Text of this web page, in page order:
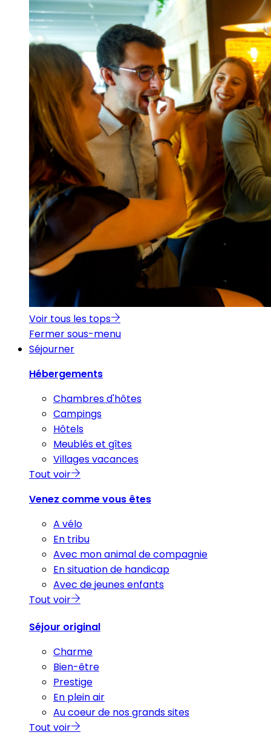
Voir tous les tops
Fermer sous-menu
Séjourner
Hébergements
Chambres d'hôtes
Campings
Hôtels
Meublés et gîtes
Villages vacances
Tout voir
Venez comme vous êtes
A vélo
En tribu
Avec mon animal de compagnie
En situation de handicap
Avec de jeunes enfants
Tout voir
Séjour original
Charme
Bien-être
Prestige
En plein air
Au coeur de nos grands sites
Tout voir